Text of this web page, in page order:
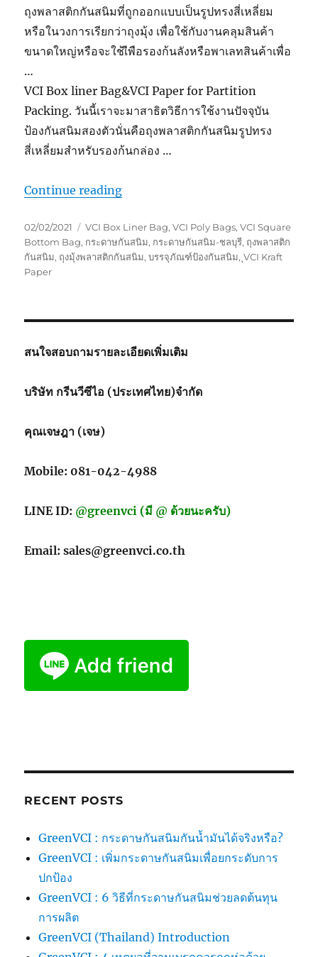
ถุงพลาสติกกันสนิมที่ถูกออกแบบเป็นรูปทรงสี่เหลี่ยม
หรือในวงการเรียกว่าถุงมุ้ง เพื่อใช้กับงานคลุมสินค้า
ขนาดใหญ่หรือจะใช้เืพือรองก้นลังหรือพาเลทสินค้าเพื่อ
…
VCI Box liner Bag&VCI Paper for Partition
Packing. วันนี้เราจะมาสาธิตวิธีการใช้งานปัจจุบัน
ป้องกันสนิมสองตัวนั่นคือถุงพลาสติกกันสนิมรูปทรง
สี่เหลี่ยมสำหรับรองก้นกล่อง …
Continue reading“ถุงพลาสติกกันสนิมทรงสี่เหลี่ยม”
Posted
on
02/02/2021 Tags
VCI Box Liner Bag,VCI Poly Bags,VCI Square
Bottom Bag, กระดาษกันสนิม, กระดาษกันสนิม-ชลบุรี, ถุงพลาสติก
กันสนิม, ถุงมุ้งพลาสติกกันสนิม,บรรจุภัณฑ์ป้องกันสนิม,ุVCI Kraft
Paper
สนใจสอบถามรายละเอียดเพิ่มเติม
บริษัท กรีนวีซีไอ (ประเทศไทย)จำกัด
คุณเจษฎา (เจษ)
Mobile: 081-042-4988
LINE ID: @greenvci (มี @ ด้วยนะครับ)
Email: sales@greenvci.co.th
RECENT POSTS
GreenVCI : กระดาษกันสนิมกันน้ำมันได้จริงหรือ?
GreenVCI : เพิ่มกระดาษกันสนิมเพื่อยกระดับการ
ปกป้อง
GreenVCI : 6 วิธีที่กระดาษกันสนิมช่วยลดต้นทุน
การผลิต
GreenVCI (Thailand) Introduction